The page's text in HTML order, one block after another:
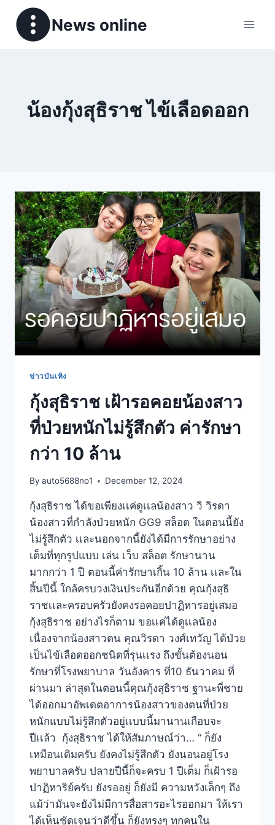
News online
น้องกุ้งสุธิราช ไข้เลือดออก
ข่าวบันเทิง
กุ้งสุธิราช เฝ้ารอคอยน้องสาว
ที่ป่วยหนักไม่รู้สึกตัว ค่ารักษา
กว่า 10 ล้าน
By auto5688no1 December 12, 2024
กุ้งสุธิราช ได้ขอเพียงเเค่ดูเเลน้องสาว วิ วิรดา
น้องสาวที่กำลังป่วยหนัก GG9 สล็อต ในตอนนี้ยัง
ไม่รู้สึกตัว เเละนอกจากนี้ยังได้มีการรักษาอย่าง
เต็มที่ทุกรูปแบบ เล่น เว็บ สล็อต รักษานาน
มากกว่า 1 ปี ตอนนี้ค่ารักษาเกิ้น 10 ล้าน เเละใน
สิ้นปีนี้ ใกล้ครบวงเงินประกันอีกด้วย คุณกุ้งสุธิ
ราชเเละครอบครัวยังคงรอคอยปาฏิหารอยู่เสมอ
กุ้งสุธิราช อย่างไรก็ตาม ขอเเค่ได้ดูเเลน้อง
เนื่องจากน้องสาวตน คุณวิรดา วงศ์เทวัญ ได้ป่วย
เป็นไข้เลือดออกชนิดที่รุนเเรง ถึงขั้นต้องนอน
รักษาที่โรงพยาบาล วันอังคาร ที่10 ธันวาคม ที่
ผ่านมา ล่าสุดในตอนนี้คุณกุ้งสุธิราช ฐานะพี่ชาย
ได้ออกมาอัพเดตอาการน้องสาวของตนที่ป่วย
หนักแบบไม่รู้สึกตัวอยู่เเบบนี้มานานเกือบจะ
ปีเเล้ว กุ้งสุธิราช ได้ให้สัมภาษณ์ว่า… “ ก็ยัง
เหมือนเดิมครับ ยังคงไม่รู้สึกตัว ยังนอนอยู่โรง
พยาบาลครับ ปลายปีนี้ก็จะครบ 1 ปีเต็ม ก็เฝ้ารอ
ปาฏิหาริย์ครับ ยังรออยู่ ก็ยังมี ความหวังเล็กๆ ถึง
แม้ว่ามันจะยังไม่มีการสื่อสารอะไรออกมา ให้เรา
ได้เห็นชัดเจนว่าดีขึ้น ก็ยังทรงๆ ทุกคนใน